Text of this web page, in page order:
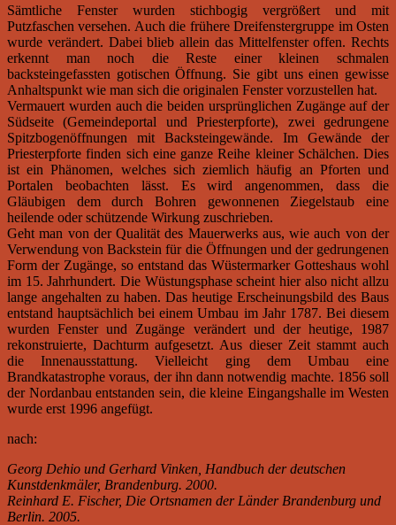
Sämtliche Fenster wurden stichbogig vergrößert und mit
Putzfaschen versehen. Auch die frühere Dreifenstergruppe im Osten
wurde verändert. Dabei blieb allein das Mittelfenster offen. Rechts
erkennt man noch die Reste einer kleinen schmalen
backsteingefassten gotischen Öffnung. Sie gibt uns einen gewisse
Anhaltspunkt wie man sich die originalen Fenster vorzustellen hat.
Vermauert wurden auch die beiden ursprünglichen Zugänge auf der
Südseite (Gemeindeportal und Priesterpforte), zwei gedrungene
Spitzbogenöffnungen mit Backsteingewände. Im Gewände der
Priesterpforte finden sich eine ganze Reihe kleiner Schälchen. Dies
ist ein Phänomen, welches sich ziemlich häufig an Pforten und
Portalen beobachten lässt. Es wird angenommen, dass die
Gläubigen dem durch Bohren gewonnenen Ziegelstaub eine
heilende oder schützende Wirkung zuschrieben.
Geht man von der Qualität des Mauerwerks aus, wie auch von der
Verwendung von Backstein für die Öffnungen und der gedrungenen
Form der Zugänge, so entstand das Wüstermarker Gotteshaus wohl
im 15. Jahrhundert. Die Wüstungsphase scheint hier also nicht allzu
lange angehalten zu haben. Das heutige Erscheinungsbild des Baus
entstand hauptsächlich bei einem Umbau im Jahr 1787. Bei diesem
wurden Fenster und Zugänge verändert und der heutige, 1987
rekonstruierte, Dachturm aufgesetzt. Aus dieser Zeit stammt auch
die Innenausstattung. Vielleicht ging dem Umbau eine
Brandkatastrophe voraus, der ihn dann notwendig machte. 1856 soll
der Nordanbau entstanden sein, die kleine Eingangshalle im Westen
wurde erst 1996 angefügt.
nach:
Georg Dehio und Gerhard Vinken, Handbuch der deutschen
Kunstdenkmäler, Brandenburg. 2000.
Reinhard E. Fischer, Die Ortsnamen der Länder Brandenburg und
Berlin. 2005.